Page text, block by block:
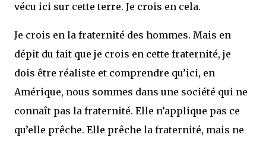
vécu ici sur cette terre. Je crois en cela.
Je crois en la fraternité des hommes. Mais en
dépit du fait que je crois en cette fraternité, je
dois être réaliste et comprendre qu’ici, en
Amérique, nous sommes dans une société qui ne
connaît pas la fraternité. Elle n’applique pas ce
qu’elle prêche. Elle prêche la fraternité, mais ne